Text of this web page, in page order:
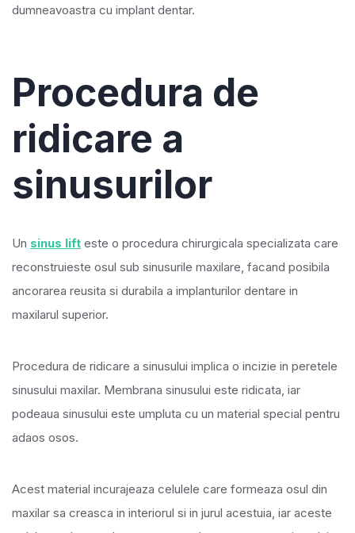
dumneavoastra cu implant dentar.
Procedura de
ridicare a
sinusurilor
Un sinus lift este o procedura chirurgicala specializata care
reconstruieste osul sub sinusurile maxilare, facand posibila
ancorarea reusita si durabila a implanturilor dentare in
maxilarul superior.
Procedura de ridicare a sinusului implica o incizie in peretele
sinusului maxilar. Membrana sinusului este ridicata, iar
podeaua sinusului este umpluta cu un material special pentru
adaos osos.
Acest material incurajeaza celulele care formeaza osul din
maxilar sa creasca in interiorul si in jurul acestuia, iar aceste